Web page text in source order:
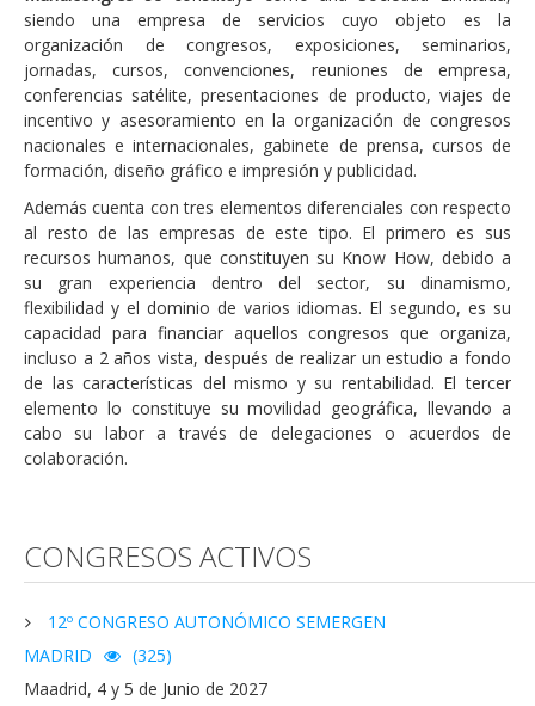
siendo una empresa de servicios cuyo objeto es la
organización de congresos, exposiciones, seminarios,
jornadas, cursos, convenciones, reuniones de empresa,
conferencias satélite, presentaciones de producto, viajes de
incentivo y asesoramiento en la organización de congresos
nacionales e internacionales, gabinete de prensa, cursos de
formación, diseño gráfico e impresión y publicidad.
Además cuenta con tres elementos diferenciales con respecto
al resto de las empresas de este tipo. El primero es sus
recursos humanos, que constituyen su Know How, debido a
su gran experiencia dentro del sector, su dinamismo,
flexibilidad y el dominio de varios idiomas. El segundo, es su
capacidad para financiar aquellos congresos que organiza,
incluso a 2 años vista, después de realizar un estudio a fondo
de las características del mismo y su rentabilidad. El tercer
elemento lo constituye su movilidad geográfica, llevando a
cabo su labor a través de delegaciones o acuerdos de
colaboración.
CONGRESOS ACTIVOS
12º CONGRESO AUTONÓMICO SEMERGEN
MADRID
(325)
Maadrid, 4 y 5 de Junio de 2027